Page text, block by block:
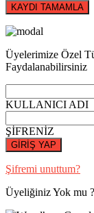
KAYDI TAMAMLA
Üyelerimize Özel
Faydalanabilirsiniz
KULLANICI ADI
ŞİFRENİZ
GİRİŞ YAP
Şifremi unuttum?
Üyeliğiniz Yok mu ?